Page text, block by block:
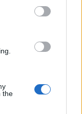
the
κύκλοι. Μερικές
η